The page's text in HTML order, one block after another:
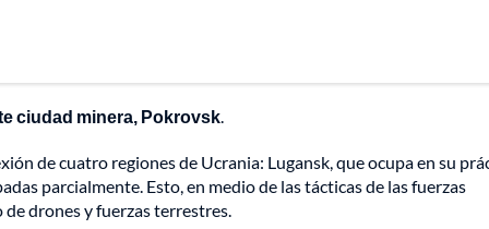
ciudad minera, Pokrovsk.
de cuatro regiones de Ucrania: Lugansk, que ocupa en su
parcialmente. Esto, en medio de las tácticas de las fuerzas
drones y fuerzas terrestres.